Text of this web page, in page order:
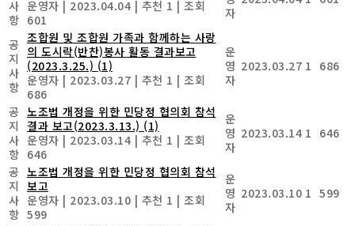
사
항
운영자 | 2023.04.04 | 추천 1 | 조회
601
자
공
지
사
항
조합원 및 조합원 가족과 함께하는 사랑
의 도시락(반찬)봉사 활동 결과보고
(2023.3.25.) (1)
운영자 | 2023.03.27 | 추천 1 | 조회
686
운
영
자
2023.03.27 1 686
공
지
사
항
노조법 개정을 위한 민당정 협의회 참석
결과 보고(2023.3.13.) (1)
운영자 | 2023.03.14 | 추천 1 | 조회
646
운
영
자
2023.03.14 1 646
공
지
사
항
노조법 개정을 위한 민당정 협의회 참석
보고
운영자 | 2023.03.10 | 추천 1 | 조회
599
운
영
자
2023.03.10 1 599